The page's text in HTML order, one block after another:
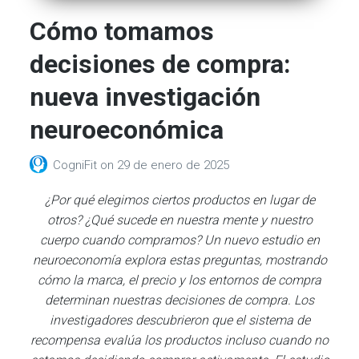
Cómo tomamos
decisiones de compra:
nueva investigación
neuroeconómica
CogniFit on 29 de enero de 2025
¿Por qué elegimos ciertos productos en lugar de
otros? ¿Qué sucede en nuestra mente y nuestro
cuerpo cuando compramos? Un nuevo estudio en
neuroeconomía explora estas preguntas, mostrando
cómo la marca, el precio y los entornos de compra
determinan nuestras decisiones de compra. Los
investigadores descubrieron que el sistema de
recompensa evalúa los productos incluso cuando no